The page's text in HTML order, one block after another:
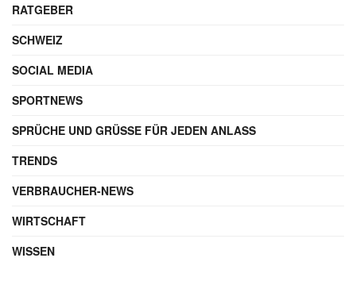
RATGEBER
SCHWEIZ
SOCIAL MEDIA
SPORTNEWS
SPRÜCHE UND GRÜSSE FÜR JEDEN ANLASS
TRENDS
VERBRAUCHER-NEWS
WIRTSCHAFT
WISSEN